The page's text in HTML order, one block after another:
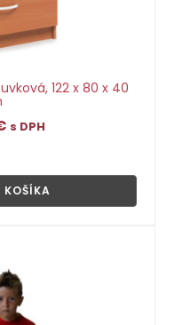
122 x 80 x 40
s DPH
KOŠÍKA